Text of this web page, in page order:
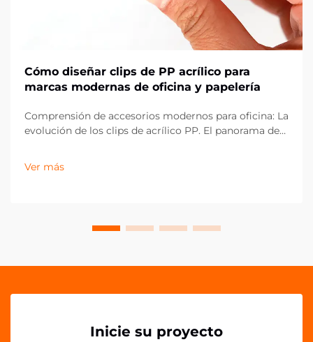
Cómo diseñar clips de PP acrílico para
marcas modernas de oficina y papelería
Comprensión de accesorios modernos para oficina: La
evolución de los clips de acrílico PP. El panorama de
drásticamente en la última década, con los clips de
acrílico PP emergiendo como un componente
Ver más
Inicie su proyecto